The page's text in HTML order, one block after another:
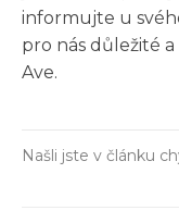
informujte u
pro nás důležité
Ave.
Našli jste v článku